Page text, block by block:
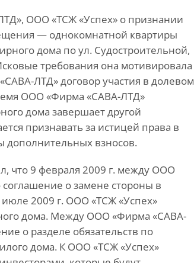
ООО «ТСЖ «Успех» о признании
— однокомнатной квартиры
дома по ул. Судостроительной,
требования она мотивировала
ЛТД» договор участия в долевом
ООО «Фирма «САВА-ЛТД»
дома завершает другой
признавать за истицей права в
дополнительных взносов.
что 9 февраля 2009 г. между ООО
о замене стороны в
июле 2009 г. ООО «ТСЖ «Успех»
дома. Между ООО «Фирма «САВА-
о разделе обязательств по
дома. К ООО «ТСЖ «Успех»